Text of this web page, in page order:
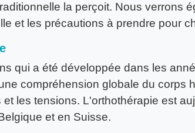
la perçoit. Nous verrons
et les précautions à prendre pour
qui a été développée dans les
compréhension globale du corps
les tensions. L'orthothérapie est
et en Suisse.